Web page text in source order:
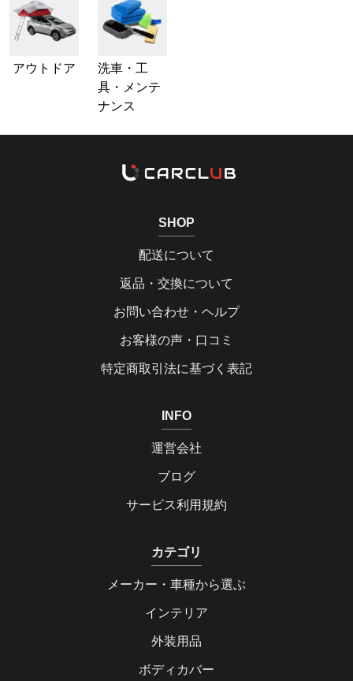
アウトドア
洗車・工
具・メンテ
ナンス
SHOP
配送について
返品・交換について
お問い合わせ・ヘルプ
お客様の声・口コミ
特定商取引法に基づく表記
INFO
運営会社
ブログ
サービス利用規約
カテゴリ
メーカー・車種から選ぶ
インテリア
外装用品
ボディカバー